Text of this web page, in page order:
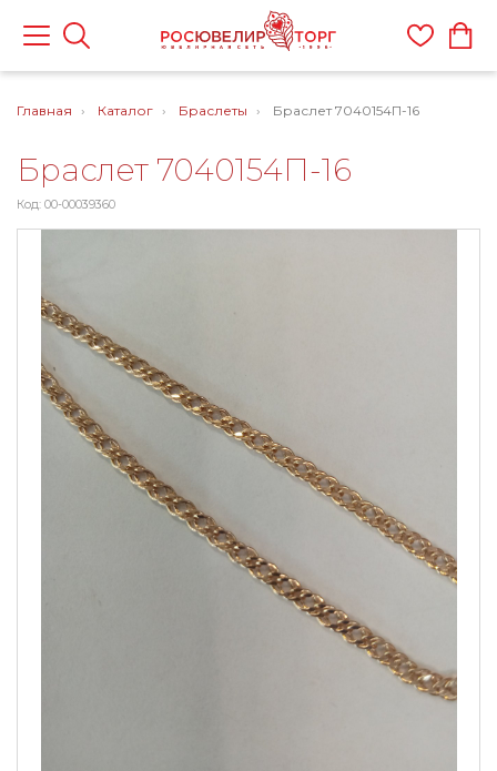
Главная Каталог Браслеты Браслет 7040154П-16
Браслет 7040154П-16
Код: 00-00039360